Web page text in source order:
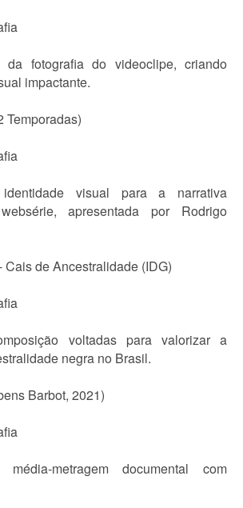
da fotografia do videoclipe, criando
impactante.
Temporadas)
visual para a narrativa
apresentada por Rodrigo
Cais de Ancestralidade (IDG)
voltadas para valorizar a
negra no Brasil.
Barbot, 2021)
metragem documental com